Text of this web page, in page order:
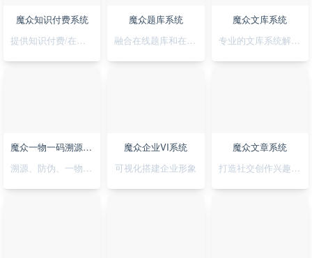
魔众知识付费系统
魔众题库系统
魔众文库系统
魔众一物一码溯源防伪系统
魔众企业VI系统
可视化搭建企业形象
魔众文章系统